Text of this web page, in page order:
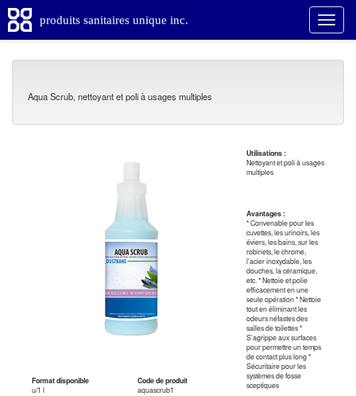
produits sanitaires unique inc.
Aqua Scrub, nettoyant et poli à usages multiples
Format disponible
Code de produit
u/1 l
aquascrub1
Utilisations :
Nettoyant et poli à usages
multiples
Avantages :
* Convenable pour les
cuvettes, les urinoirs, les
éviers, les bains, sur les
robinets, le chrome,
l’acier inoxydable, les
douches, la céramique,
etc. * Nettoie et polie
efficacement en une
seule opération * Nettoie
tout en éliminant les
odeurs néfastes des
salles de toilettes *
S’agrippe aux surfaces
pour permettre un temps
de contact plus long *
Sécuritaire pour les
systèmes de fosse
sceptiques